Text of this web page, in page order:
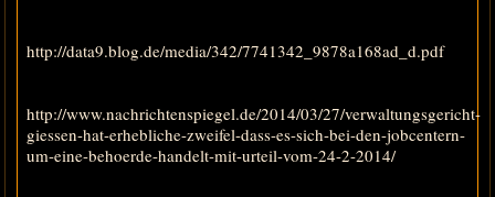
http://data9.blog.de/media/342/7741342_9878a168ad_d.pdf
http://www.nachrichtenspiegel.de/2014/03/27/verwaltungsgericht-
giessen-hat-erhebliche-zweifel-dass-es-sich-bei-den-jobcentern-
um-eine-behoerde-handelt-mit-urteil-vom-24-2-2014/